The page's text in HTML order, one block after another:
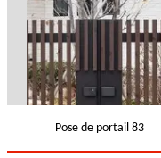
Pose de portail 83